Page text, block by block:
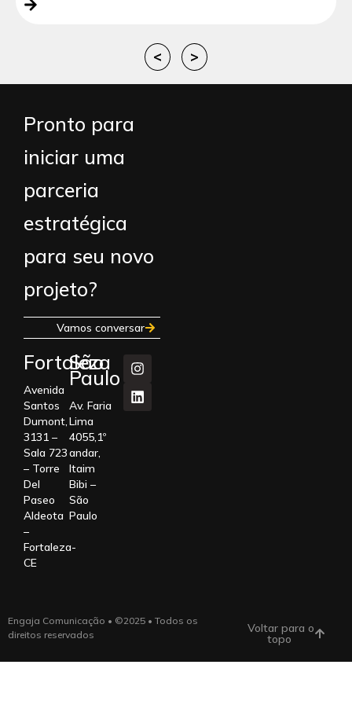
< >
Pronto para
iniciar uma
parceria
estratégica
para seu novo
projeto?
Vamos conversar
Fortaleza
Avenida
Santos
Dumont,
3131 –
Sala 723
– Torre
Del
Paseo
Aldeota
–
Fortaleza-
CE
São
Paulo
Av. Faria
Lima
4055,1º
andar,
Itaim
Bibi –
São
Paulo
Engaja Comunicação • ©2025 • Todos os
direitos reservados
Voltar para o
topo